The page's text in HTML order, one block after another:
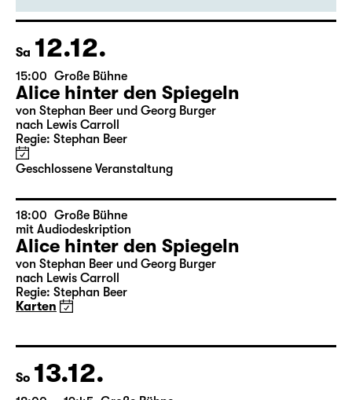
Ausverkauft
evtl. Restkarten
an der Abendkasse
Sa 12.12.
15:00 Große Bühne
Alice hinter den Spiegeln
von Stephan Beer und Georg Burger
Regie: Stephan Beer
Geschlossene Veranstaltung
18:00
Große Bühne
mit Audiodeskription
Alice hinter den Spiegeln
Regie: Stephan Beer
Karten